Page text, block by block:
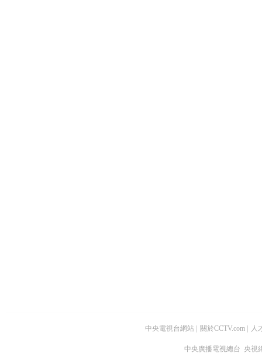
中央電視台網站 關於CCTV.com 人
中央廣播電視總台 央視